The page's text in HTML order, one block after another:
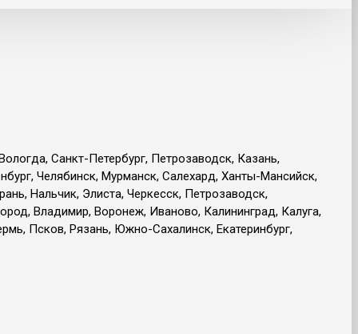
Санкт-Петербург, Петрозаводск, Казань,
Челябинск, Мурманск, Салехард, Ханты-Мансийск,
Нальчик, Элиста, Черкесск, Петрозаводск,
Владимир, Воронеж, Иваново, Калининград, Калуга,
Псков, Рязань, Южно-Сахалинск, Екатеринбург,